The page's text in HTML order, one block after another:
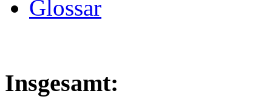
Glossar
Insgesamt: